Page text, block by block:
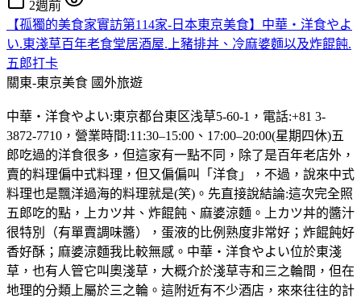
2週前
【孤獨的美食家實訪第114家-日本東京美食】中華・洋食やよ
い.東淺草百年老食堂居酒屋.上豬排丼、冷麻婆麵以及炸餛飩.
五郎打卡
關東-東京美食 國外旅遊
中華・洋食やよい:東京都台東区浅草5-60-1，電話:+81 3-
3872-7710，營業時間:11:30–15:00、17:00–20:00(星期四休)五
郎吃過的洋食很多，但這家有一點不同，除了是百年老店外，
賣的料理偏中式料理，但又偏偏叫「洋食」，不過，說來中式
料理也是飄洋過海的料理就是(笑)。先直接說結論:這次完全照
五郎吃的點，上カツ丼、炸餛飩、麻婆涼麵。上カツ丼的醬汁
很特別（有單賣調味醬），蛋液的比例熟度非常好；炸餛飩好
香好酥；麻婆涼麵我比較無感。中華・洋食やよい位於東淺
草，也有人管它叫奧淺草，大概介於淺草寺和三之輪間，但在
地理的分類上屬於三之輪。這附近有不少酒店，來來往往的計